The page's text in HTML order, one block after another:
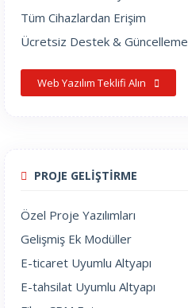
Tüm Cihazlardan Erişim
Ücretsiz Destek & Güncelleme
Web Yazılım Teklifi Alın
PROJE GELİŞTİRME
Özel Proje Yazılımları
Gelişmiş Ek Modüller
E-ticaret Uyumlu Altyapı
E-tahsilat Uyumlu Altyapı